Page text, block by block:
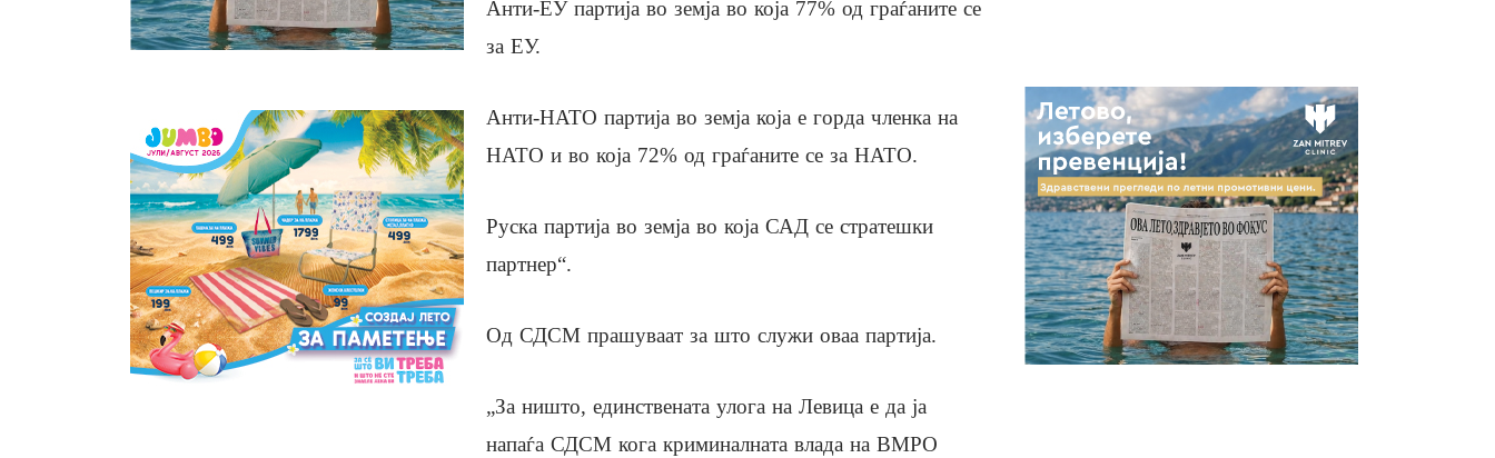
Анти-ЕУ партија во земја во која 77% од граѓаните се
за ЕУ.
Анти-НАТО партија во земја која е горда членка на
НАТО и во која 72% од граѓаните се за НАТО.
Руска партија во земја во која САД се стратешки
партнер“.
Од СДСМ прашуваат за што служи оваа партија.
„За ништо, единствената улога на Левица е да ја
напаѓа СДСМ кога криминалната влада на ВМРО